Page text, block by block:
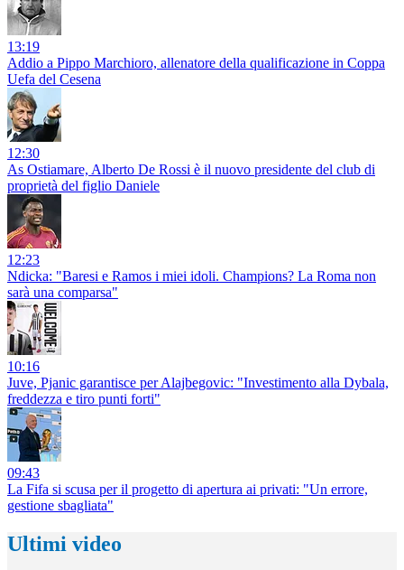
13:19
Addio a Pippo Marchioro, allenatore della qualificazione in Coppa
Uefa del Cesena
12:30
As Ostiamare, Alberto De Rossi è il nuovo presidente del club di
proprietà del figlio Daniele
12:23
Ndicka: "Baresi e Ramos i miei idoli. Champions? La Roma non
sarà una comparsa"
10:16
Juve, Pjanic garantisce per Alajbegovic: "Investimento alla Dybala,
freddezza e tiro punti forti"
09:43
La Fifa si scusa per il progetto di apertura ai privati: "Un errore,
gestione sbagliata"
Ultimi video